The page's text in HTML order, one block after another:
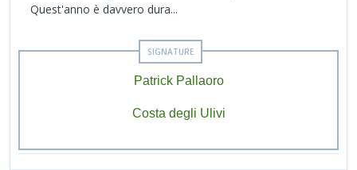
Quest'anno è davvero dura...
Patrick Pallaoro
Costa degli Ulivi